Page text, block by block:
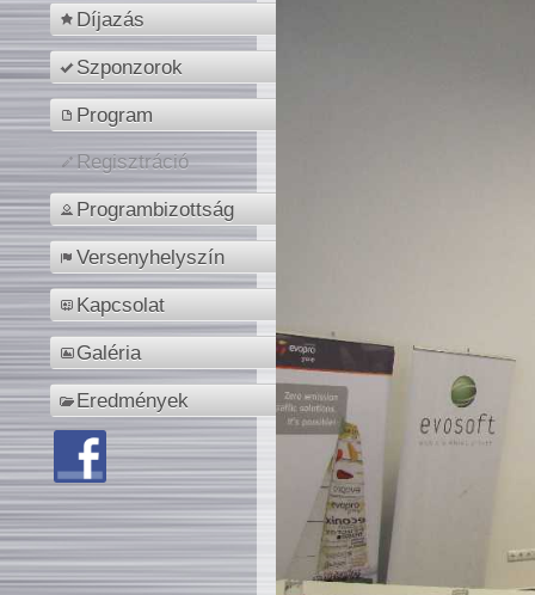
Díjazás
Szponzorok
Program
Regisztráció
Programbizottság
Versenyhelyszín
Kapcsolat
Galéria
Eredmények